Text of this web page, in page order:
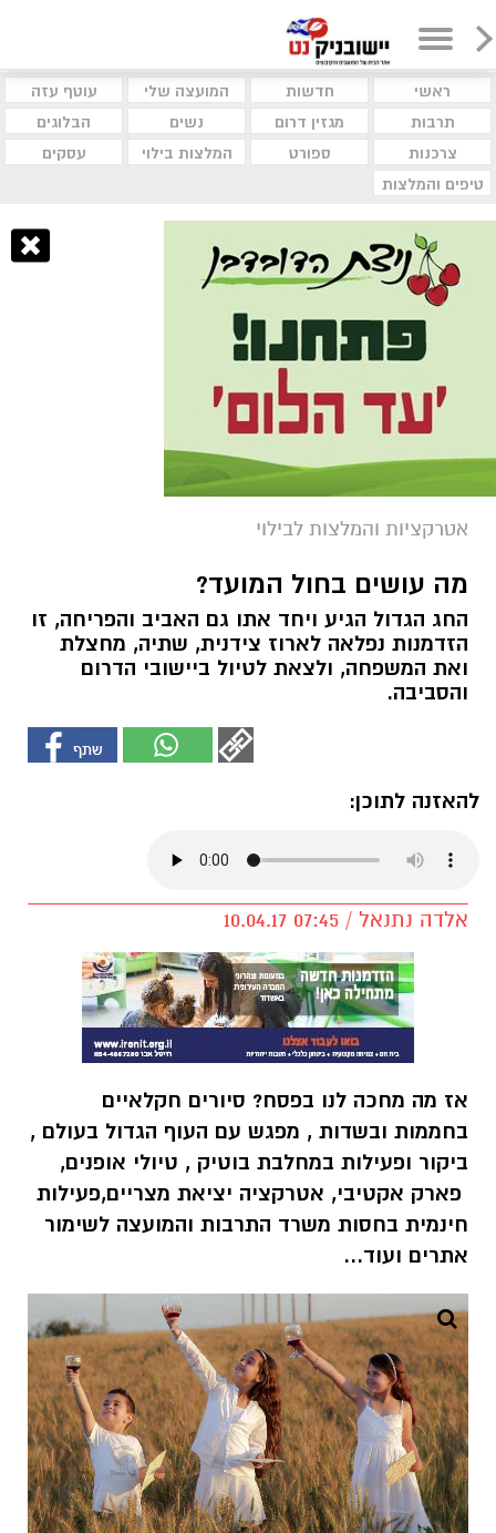
ראשי חדשות המועצה שלי
עוטף עזה
תרבות
מגזין דרום נשים
הבלוגים
צרכנות
ספורט המלצות בילוי
עסקים
טיפים והמלצות
אטרקציות והמלצות לבילוי
מה עושים בחול המועד?
החג הגדול הגיע ויחד אתו גם האביב והפריחה, זו
הזדמנות נפלאה לארוז צידנית, שתיה, מחצלת
ואת המשפחה, ולצאת לטיול ביישובי הדרום
והסביבה.
להאזנה לתוכן:
אלדה נתנאל / 07:45 10.04.17
אז מה מחכה לנו בפסח? סיורים חקלאיים
בחממות ובשדות , מפגש עם העוף הגדול בעולם ,
ביקור ופעילות במחלבת בוטיק , טיולי אופנים,
פארק אקטיבי, אטרקציה יציאת מצריים,פעילות
חינמית בחסות משרד התרבות והמועצה לשימור
אתרים ועוד...